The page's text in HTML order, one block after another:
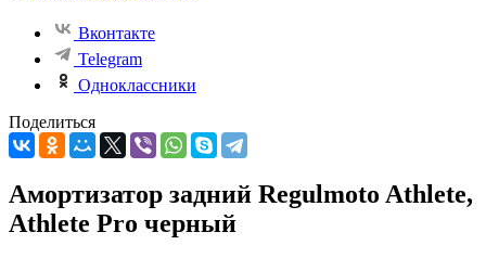
Вконтакте
Telegram
Одноклассники
Поделиться
Амортизатор задний Regulmoto Athlete,
Athlete Pro черный